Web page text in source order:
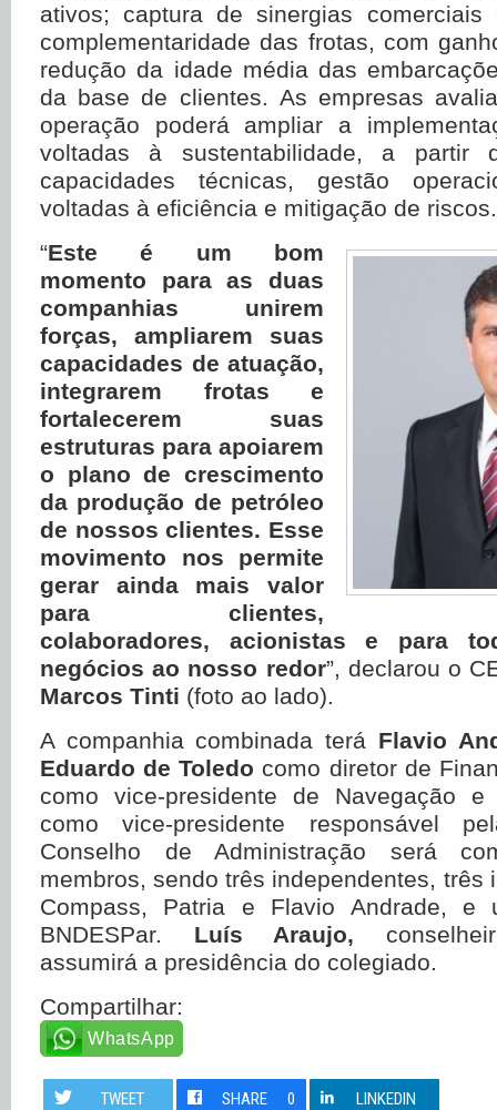
ativos; captura de sinergias comerciais
complementaridade das frotas, com
redução da idade média das
da base de clientes. As empresas
operação poderá ampliar a
voltadas à sustentabilidade, a partir
capacidades técnicas, gestão
voltadas à eficiência e mitigação de riscos.
“Este é um bom
momento para as duas
companhias unirem
forças, ampliarem suas
capacidades de atuação,
integrarem frotas e
fortalecerem suas
estruturas para apoiarem
o plano de crescimento
da produção de petróleo
de nossos clientes. Esse
movimento nos permite
gerar ainda mais valor
para clientes,
colaboradores, acionistas e para
negócios ao nosso redor”, declarou o
Marcos Tinti (foto ao lado).
A companhia combinada terá Flavio
Eduardo de Toledo como diretor de
como vice-presidente de Navegação
como vice-presidente responsável
Conselho de Administração será
membros, sendo três independentes, três
Compass, Patria e Flavio Andrade, e
BNDESPar. Luís Araujo,
assumirá a presidência do colegiado.
Compartilhar:
WhatsApp
TWEET SHARE 0 LINKEDIN